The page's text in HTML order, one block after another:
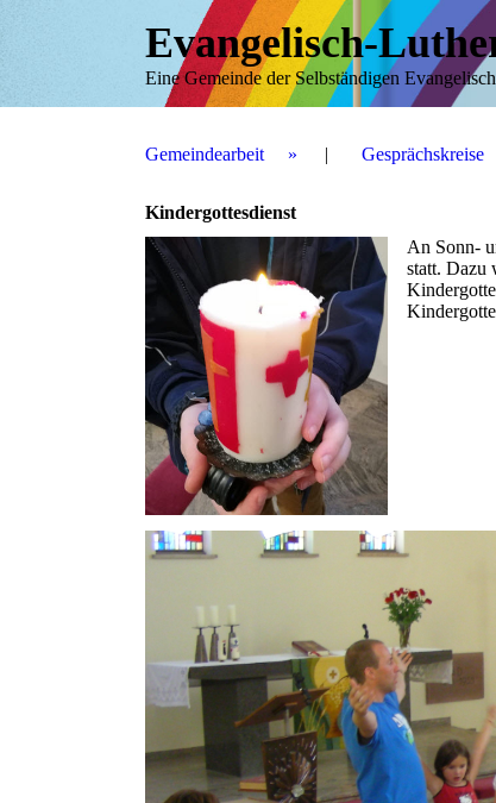
Evangelisch-
Eine Gemeinde der Selbständigen
Gemeindearbeit Gesprächskreise
Kindergottesdienst
An Sonn-
statt. Dazu